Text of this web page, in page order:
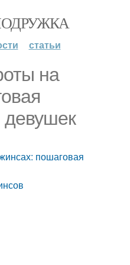
статьи
на
девушек
пошаговая